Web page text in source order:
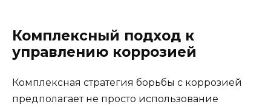
Комплексный подход к
управлению коррозией
Комплексная стратегия борьбы с коррозией
предполагает не просто использование